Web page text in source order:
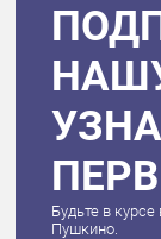
Будьте в
Пушкино.